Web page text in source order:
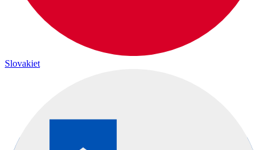
Slovakiet